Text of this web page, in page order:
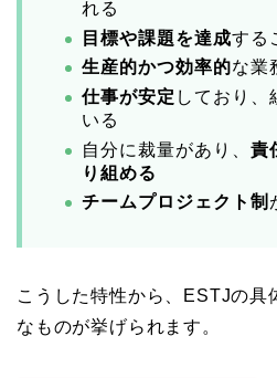
れる
目標や課題を達成する
生産的かつ効率的な業
仕事が安定 しており、
いる
自分に裁量があり、 責
り組める
チームプロジェクト制
こうした特性から、ESTJの具
なものが挙げられます。